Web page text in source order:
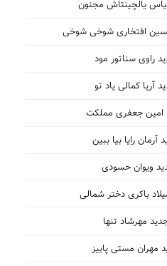
یالچینتاش مجنون
افتخاری شوخی شوخی
راوی سناتور مود
آریا کمالی یاد تو
امین جعفری مملکت
رایا بیا ببین
ویوان حسودی
باکری دختر شمالی
مهرشاد تنها
مهران مستی پاییز